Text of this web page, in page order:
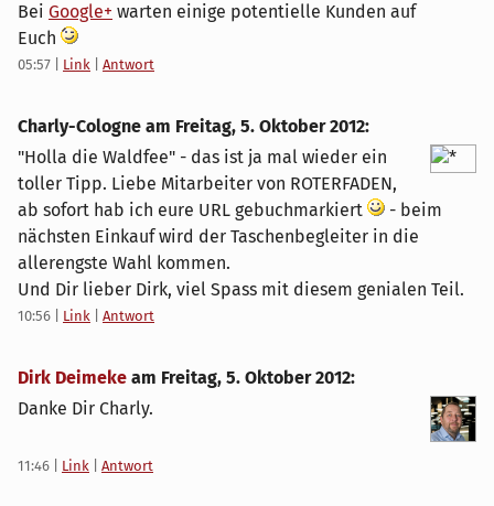
Bei Google+ warten einige potentielle Kunden auf
Euch
05:57 Link Antwort
Charly-Cologne am Freitag, 5. Oktober 2012:
"Holla die Waldfee" - das ist ja mal wieder ein
toller Tipp. Liebe Mitarbeiter von ROTERFADEN,
ab sofort hab ich eure URL gebuchmarkiert
- beim
nächsten Einkauf wird der Taschenbegleiter in die
allerengste Wahl kommen.
Und Dir lieber Dirk, viel Spass mit diesem genialen Teil.
10:56 Link Antwort
Dirk Deimeke am Freitag, 5. Oktober 2012:
Danke Dir Charly.
11:46 Link Antwort